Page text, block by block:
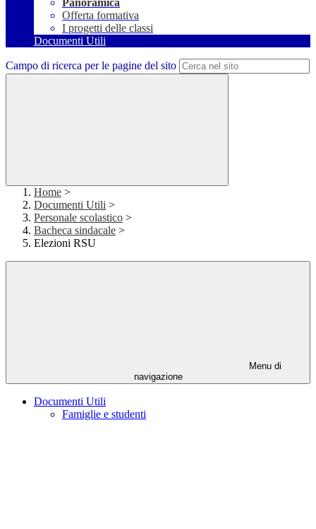
Panoramica
Offerta formativa
I progetti delle classi
Documenti Utili
Campo di ricerca per le pagine del sito
Home >
Documenti Utili >
Personale scolastico >
Bacheca sindacale >
Elezioni RSU
Menu di
navigazione
Documenti Utili
Famiglie e studenti